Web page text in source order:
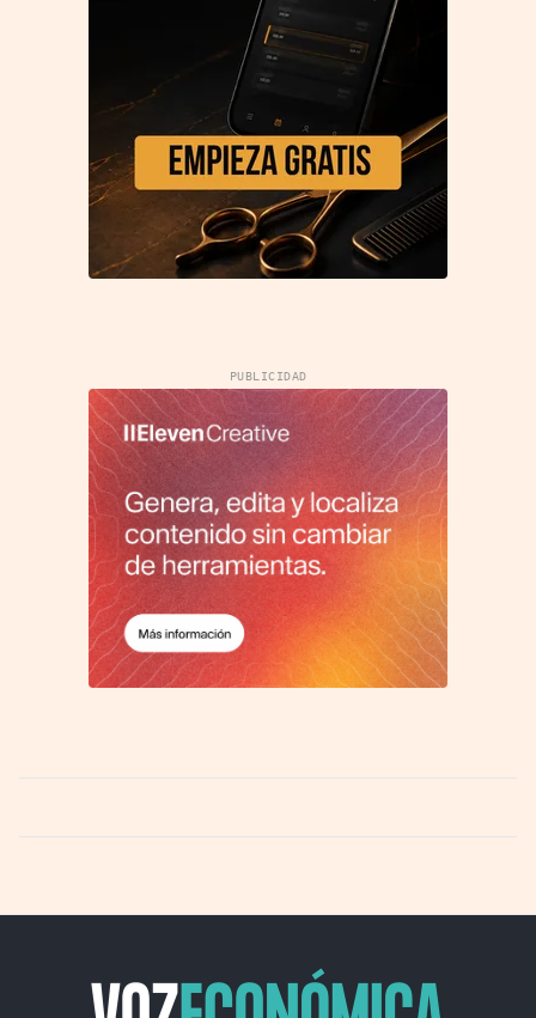
PUBLICIDAD